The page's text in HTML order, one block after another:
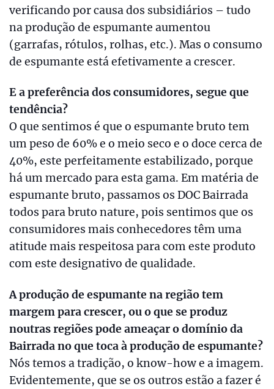
verificando por causa dos subsidiários – tudo
na produção de espumante aumentou
(garrafas, rótulos, rolhas, etc.). Mas o consumo
de espumante está efetivamente a crescer.
E a preferência dos consumidores, segue que
tendência?
O que sentimos é que o espumante bruto tem
um peso de 60% e o meio seco e o doce cerca de
40%, este perfeitamente estabilizado, porque
há um mercado para esta gama. Em matéria de
espumante bruto, passamos os DOC Bairrada
todos para bruto nature, pois sentimos que os
consumidores mais conhecedores têm uma
atitude mais respeitosa para com este produto
com este designativo de qualidade.
A produção de espumante na região tem
margem para crescer, ou o que se produz
noutras regiões pode ameaçar o domínio da
Bairrada no que toca à produção de espumante?
Nós temos a tradição, o know-how e a imagem.
Evidentemente, que se os outros estão a fazer é